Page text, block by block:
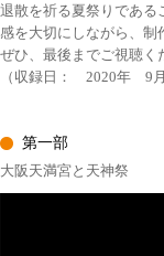
退散を祈る夏祭りである
感を大切にしながら、制
ぜひ、最後までご視聴く
（収録日： 2020年 9月
第一部
大阪天満宮と天神祭